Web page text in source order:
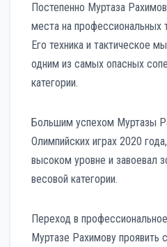
Постепенно Муртаза
места на профессиональных
Его техника и тактическое
одним из самых опасных
категории.
Большим успехом Муртазы
Олимпийских играх 2020
высоком уровне и завоевал
весовой категории.
Переход в
Муртазе Рахимову проявить